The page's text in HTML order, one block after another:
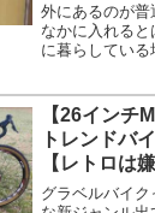
外にあるのが
なかに入れる
に暮らしている
はないか。イ
いるかもしれな
【26インチ
トレンドバ
【レトロは
グラベルバイ